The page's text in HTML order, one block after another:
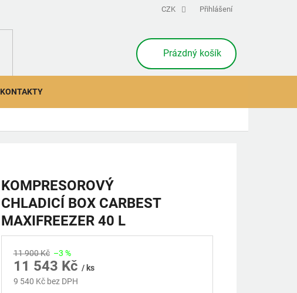
CZK Přihlášení
NÁKUPNÍ
KOŠÍK
Prázdný košík
KONTAKTY
KOMPRESOROVÝ
CHLADICÍ BOX CARBEST
MAXIFREEZER 40 L
11 900 Kč –3 %
11 543 Kč / ks
9 540 Kč bez DPH